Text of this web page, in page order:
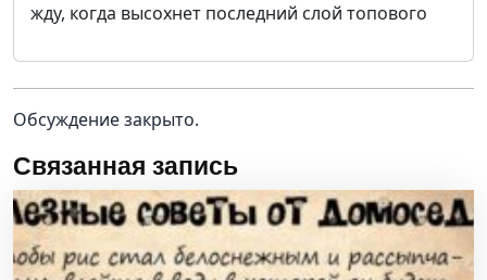
жду, когда высохнет последний слой топового
Обсуждение закрыто.
Связанная запись